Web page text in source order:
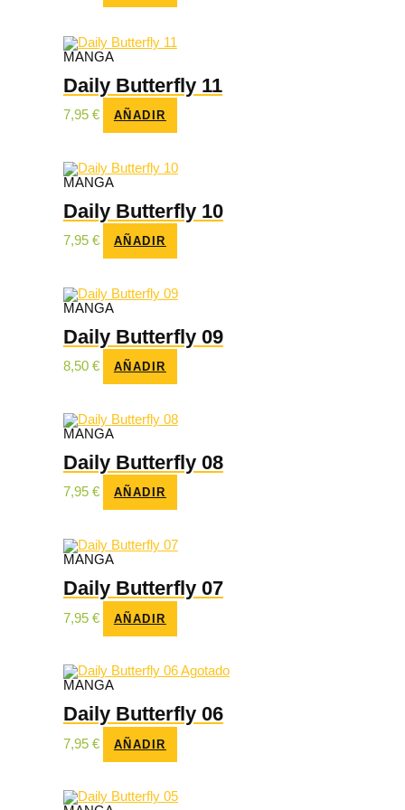
MANGA
Daily Butterfly 11
7,95 € AÑADIR
MANGA
Daily Butterfly 10
7,95 € AÑADIR
MANGA
Daily Butterfly 09
8,50 € AÑADIR
MANGA
Daily Butterfly 08
7,95 € AÑADIR
MANGA
Daily Butterfly 07
7,95 € AÑADIR
Agotado
MANGA
Daily Butterfly 06
7,95 € AÑADIR